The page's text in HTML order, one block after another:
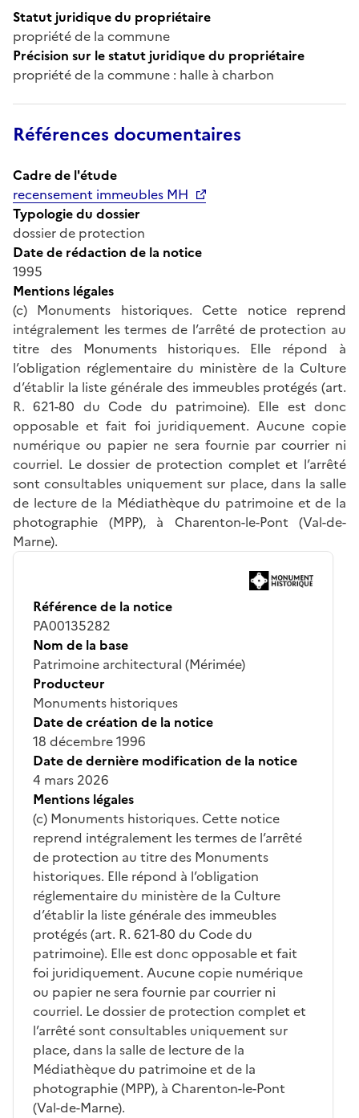
Statut juridique du propriétaire
propriété de la commune
Précision sur le statut juridique du propriétaire
propriété de la commune : halle à charbon
Références documentaires
Cadre de l'étude
recensement immeubles MH
Typologie du dossier
dossier de protection
Date de rédaction de la notice
1995
Mentions légales
(c) Monuments historiques. Cette notice reprend
intégralement les termes de l’arrêté de protection au
titre des Monuments historiques. Elle répond à
l’obligation réglementaire du ministère de la Culture
d’établir la liste générale des immeubles protégés (art.
R. 621-80 du Code du patrimoine). Elle est donc
opposable et fait foi juridiquement. Aucune copie
numérique ou papier ne sera fournie par courrier ni
courriel. Le dossier de protection complet et l’arrêté
sont consultables uniquement sur place, dans la salle
de lecture de la Médiathèque du patrimoine et de la
photographie (MPP), à Charenton-le-Pont (Val-de-
Marne).
Référence de la notice
PA00135282
Nom de la base
Patrimoine architectural (Mérimée)
Producteur
Monuments historiques
Date de création de la notice
18 décembre 1996
Date de dernière modification de la notice
4 mars 2026
Mentions légales
(c) Monuments historiques. Cette notice
reprend intégralement les termes de l’arrêté
de protection au titre des Monuments
historiques. Elle répond à l’obligation
réglementaire du ministère de la Culture
d’établir la liste générale des immeubles
protégés (art. R. 621-80 du Code du
patrimoine). Elle est donc opposable et fait
foi juridiquement. Aucune copie numérique
ou papier ne sera fournie par courrier ni
courriel. Le dossier de protection complet et
l’arrêté sont consultables uniquement sur
place, dans la salle de lecture de la
Médiathèque du patrimoine et de la
photographie (MPP), à Charenton-le-Pont
(Val-de-Marne).